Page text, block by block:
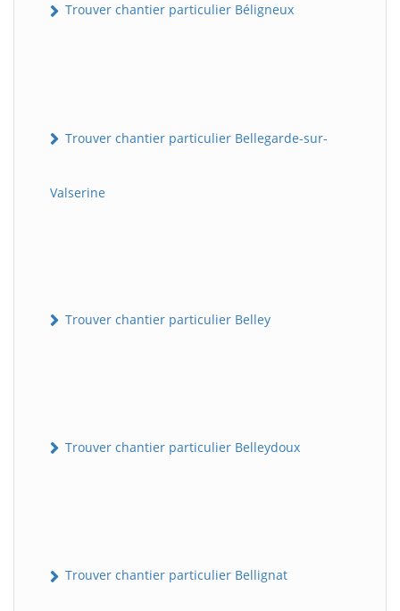
Trouver chantier particulier Béligneux
Trouver chantier particulier Bellegarde-sur-
Valserine
Trouver chantier particulier Belley
Trouver chantier particulier Belleydoux
Trouver chantier particulier Bellignat